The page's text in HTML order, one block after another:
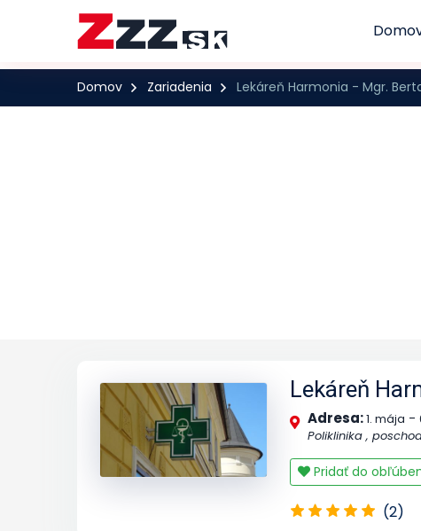
Domov Zariadenia Lekáreň Harmonia - Mgr.
Lekáreň
Adresa:1. mája -
Poliklinika ,
Pridať do
(2)